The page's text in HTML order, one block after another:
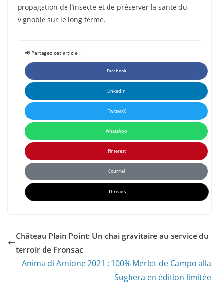
propagation de l’insecte et de préserver la santé du
vignoble sur le long terme.
📢 Partagez cet article :
Facebook
LinkedIn
Twitter/X
WhatsApp
Pinterest
Courriel
Threads
Château Plain Point: Un chai gravitaire au service du
terroir de Fronsac
Anima di Arnione 2021 : 100% Merlot de Campo alla
Sughera en édition limitée